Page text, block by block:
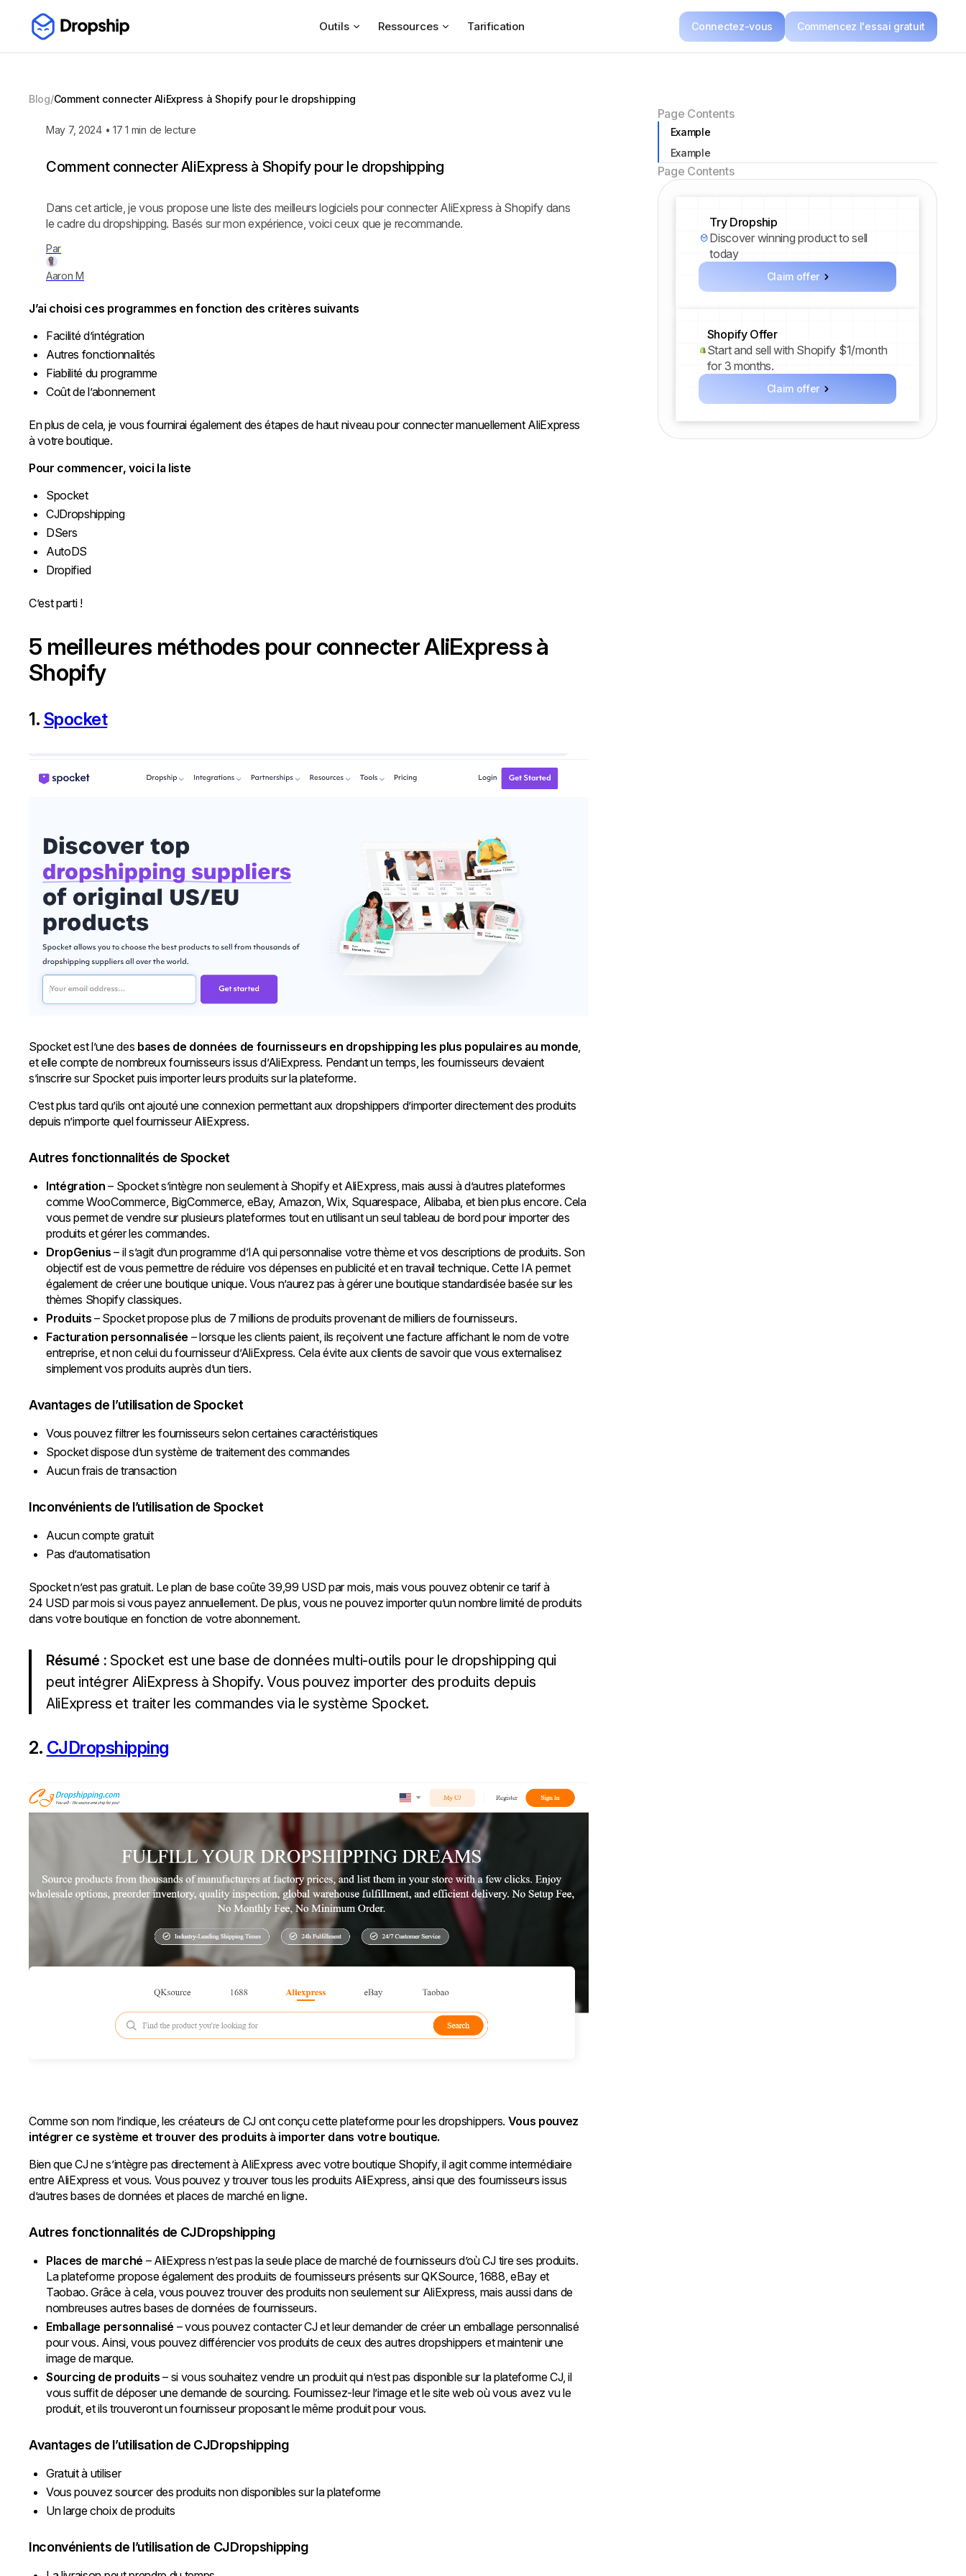
Outils Ressources Tarification Connectez-vous Commencez l'essai gratuit
Blog/Comment connecter AliExpress à Shopify pour le dropshipping
May 7, 2024•17 1 min de lecture
Par
Aaron M
Comment connecter AliExpress à Shopify pour le dropshipping
Dans cet article, je vous propose une liste des meilleurs logiciels pour connecter AliExpress à Shopify dans
le cadre du dropshipping. Basés sur mon expérience, voici ceux que je recommande.
J’ai choisi ces programmes en fonction des critères suivants
Facilité d’intégration
Autres fonctionnalités
Fiabilité du programme
Coût de l’abonnement
En plus de cela, je vous fournirai également des étapes de haut niveau pour connecter manuellement AliExpress
à votre boutique.
Pour commencer, voici la liste
Spocket
CJDropshipping
DSers
AutoDS
Dropified
C’est parti !
5 meilleures méthodes pour connecter AliExpress à
Shopify
1. Spocket
Spocket est l’une des bases de données de fournisseurs en dropshipping les plus populaires au monde,
et elle compte de nombreux fournisseurs issus d’AliExpress. Pendant un temps, les fournisseurs devaient
s’inscrire sur Spocket puis importer leurs produits sur la plateforme.
C’est plus tard qu’ils ont ajouté une connexion permettant aux dropshippers d’importer directement des produits
depuis n’importe quel fournisseur AliExpress.
Autres fonctionnalités de Spocket
Intégration – Spocket s’intègre non seulement à Shopify et AliExpress, mais aussi à d’autres plateformes
comme WooCommerce, BigCommerce, eBay, Amazon, Wix, Squarespace, Alibaba, et bien plus encore. Cela
vous permet de vendre sur plusieurs plateformes tout en utilisant un seul tableau de bord pour importer des
produits et gérer les commandes.
DropGenius – il s’agit d’un programme d’IA qui personnalise votre thème et vos descriptions de produits. Son
objectif est de vous permettre de réduire vos dépenses en publicité et en travail technique. Cette IA permet
également de créer une boutique unique. Vous n’aurez pas à gérer une boutique standardisée basée sur les
thèmes Shopify classiques.
Produits – Spocket propose plus de 7 millions de produits provenant de milliers de fournisseurs.
Facturation personnalisée – lorsque les clients paient, ils reçoivent une facture affichant le nom de votre
entreprise, et non celui du fournisseur d’AliExpress. Cela évite aux clients de savoir que vous externalisez
simplement vos produits auprès d’un tiers.
Avantages de l’utilisation de Spocket
Vous pouvez filtrer les fournisseurs selon certaines caractéristiques
Spocket dispose d’un système de traitement des commandes
Aucun frais de transaction
Inconvénients de l’utilisation de Spocket
Aucun compte gratuit
Pas d’automatisation
Spocket n’est pas gratuit. Le plan de base coûte 39,99 USD par mois, mais vous pouvez obtenir ce tarif à
24 USD par mois si vous payez annuellement. De plus, vous ne pouvez importer qu’un nombre limité de produits
dans votre boutique en fonction de votre abonnement.
Résumé : Spocket est une base de données multi-outils pour le dropshipping qui
peut intégrer AliExpress à Shopify. Vous pouvez importer des produits depuis
AliExpress et traiter les commandes via le système Spocket.
2. CJDropshipping
Comme son nom l’indique, les créateurs de CJ ont conçu cette plateforme pour les dropshippers. Vous pouvez
intégrer ce système et trouver des produits à importer dans votre boutique.
Bien que CJ ne s’intègre pas directement à AliExpress avec votre boutique Shopify, il agit comme intermédiaire
entre AliExpress et vous. Vous pouvez y trouver tous les produits AliExpress, ainsi que des fournisseurs issus
d’autres bases de données et places de marché en ligne.
Autres fonctionnalités de CJDropshipping
Places de marché – AliExpress n’est pas la seule place de marché de fournisseurs d’où CJ tire ses produits.
La plateforme propose également des produits de fournisseurs présents sur QKSource, 1688, eBay et
Taobao. Grâce à cela, vous pouvez trouver des produits non seulement sur AliExpress, mais aussi dans de
nombreuses autres bases de données de fournisseurs.
Emballage personnalisé – vous pouvez contacter CJ et leur demander de créer un emballage personnalisé
pour vous. Ainsi, vous pouvez différencier vos produits de ceux des autres dropshippers et maintenir une
image de marque.
Sourcing de produits – si vous souhaitez vendre un produit qui n’est pas disponible sur la plateforme CJ, il
vous suffit de déposer une demande de sourcing. Fournissez-leur l’image et le site web où vous avez vu le
produit, et ils trouveront un fournisseur proposant le même produit pour vous.
Avantages de l’utilisation de CJDropshipping
Gratuit à utiliser
Vous pouvez sourcer des produits non disponibles sur la plateforme
Un large choix de produits
Inconvénients de l’utilisation de CJDropshipping
Page Contents
Example
Example
Page Contents
Try Dropship
Discover winning product to sell
today
Claim offer
Shopify Offer
Start and sell with Shopify $1/month
for 3 months.
Claim offer